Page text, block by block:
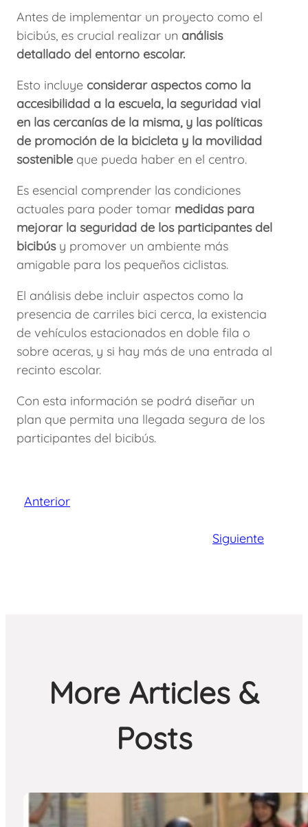
Antes de implementar un proyecto como el
bicibús, es crucial realizar un análisis
detallado del entorno escolar.
Esto incluye considerar aspectos como la
accesibilidad a la escuela, la seguridad vial
en las cercanías de la misma, y las políticas
de promoción de la bicicleta y la movilidad
sostenible que pueda haber en el centro.
Es esencial comprender las condiciones
actuales para poder tomar medidas para
mejorar la seguridad de los participantes del
bicibúsy promover un ambiente más
amigable para los pequeños ciclistas.
El análisis debe incluir aspectos como la
presencia de carriles bici cerca, la existencia
de vehículos estacionados en doble fila o
sobre aceras, y si hay más de una entrada al
recinto escolar.
Con esta información se podrá diseñar un
plan que permita una llegada segura de los
participantes del bicibús.
Anterior
Siguiente
More Articles &
Posts